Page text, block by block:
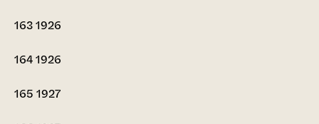
1631926
1641926
165 1927